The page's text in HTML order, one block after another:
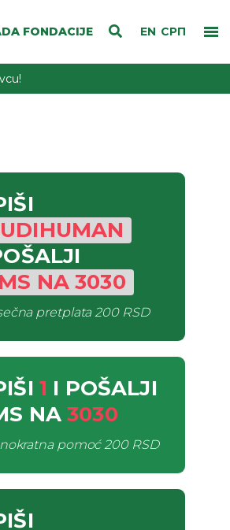
EN СРП
FONDACIJE
NA3030
pretplata200 RSD
1 I POŠALJI
NA 3030
pomoć200 RSD